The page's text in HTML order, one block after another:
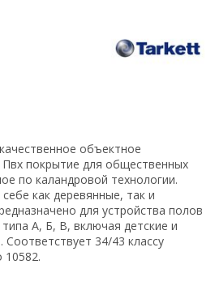
объектное
покрытие для общественных
по каландровой технологии.
как деревянные, так и
для устройства полов
А, Б, В, включая детские и
34/43 классу
10582.